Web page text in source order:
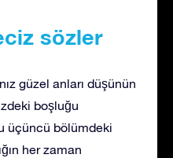
sözler
güzel anları düşünün
boşluğu
üçüncü bölümdeki
her zaman